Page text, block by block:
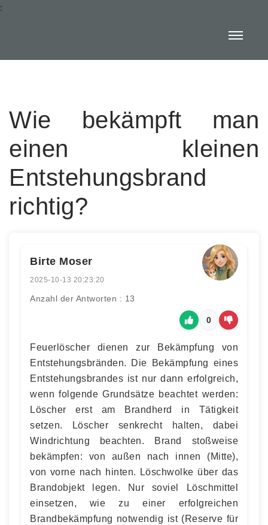
:
Wie bekämpft man
einen kleinen
Entstehungsbrand
richtig?
Birte Moser
2025-10-13 20:23:20
Anzahl der Antworten : 13
0
Feuerlöscher dienen zur Bekämpfung von
Entstehungsbränden. Die Bekämpfung eines
Entstehungsbrandes ist nur dann erfolgreich,
wenn folgende Grundsätze beachtet werden:
Löscher erst am Brandherd in Tätigkeit
setzen. Löscher senkrecht halten, dabei
Windrichtung beachten. Brand stoßweise
bekämpfen: von außen nach innen (Mitte),
von vorne nach hinten. Löschwolke über das
Brandobjekt legen. Nur soviel Löschmittel
einsetzen, wie zu einer erfolgreichen
Brandbekämpfung notwendig ist (Reserve für